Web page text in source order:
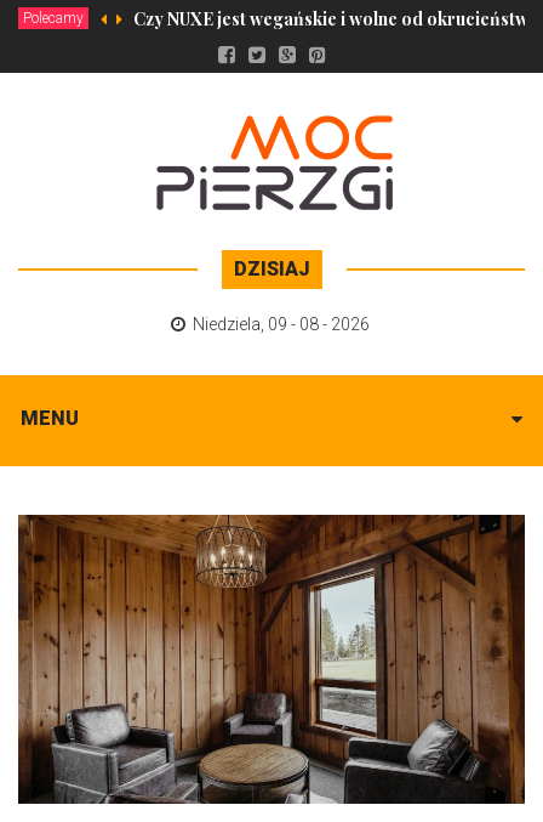
Polecamy Czy NUXE jest wegańskie i wolne od
DZISIAJ
Niedziela 09 - 08 - 2026
MENU